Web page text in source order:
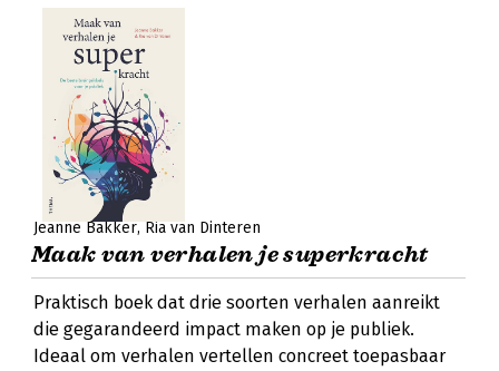
Jeanne Bakker Ria van Dinteren
Maak van verhalen je superkracht
Praktisch boek dat drie soorten verhalen aanreikt
die gegarandeerd impact maken op je publiek.
Ideaal om verhalen vertellen concreet toepasbaar